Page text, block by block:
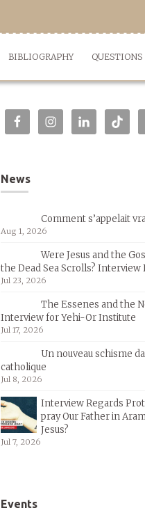
BIBLIOGRAPHY QUESTIONS
News
Comment s’appelait
Aug 1, 2026
Were Jesus and the
the Dead Sea Scrolls? Interview
Jul 23, 2026
The Essenes and the
Interview for Yehi-Or Institute
Jul 17, 2026
Un nouveau schisme
catholique
Jul 8, 2026
Interview Regards
pray Our Father in
Jesus?
Jul 7, 2026
Events